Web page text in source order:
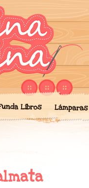
de
mis
Libros Lámparas